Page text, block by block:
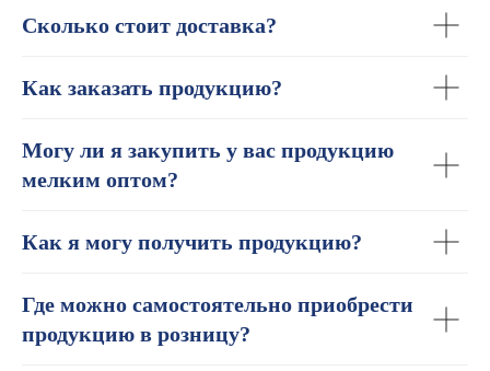
Сколько стоит доставка?
Как заказать продукцию?
Могу ли я закупить у вас продукцию
мелким оптом?
Как я могу получить продукцию?
Где можно самостоятельно приобрести
продукцию в розницу?